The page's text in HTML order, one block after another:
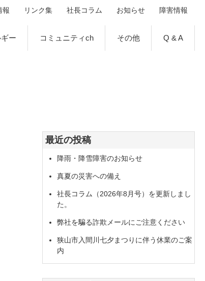
報 リンク集 社長コラム お知らせ 障害情報
ー コミュニティch その他 Q & A
最近の投稿
降雨・降雪障害のお知らせ
真夏の災害への備え
社長コラム（2026年8月号）を更新しまし
た。
弊社を騙る詐欺メールにご注意ください
狭山市入間川七夕まつりに伴う休業のご案
内